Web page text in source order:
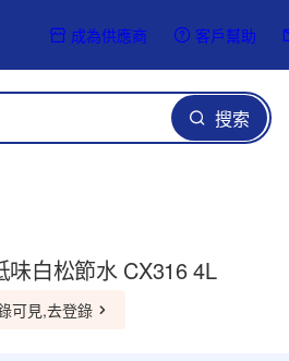
成為供應商 客戶幫助
搜索
味白松節水 CX316 4L
可見,去登錄